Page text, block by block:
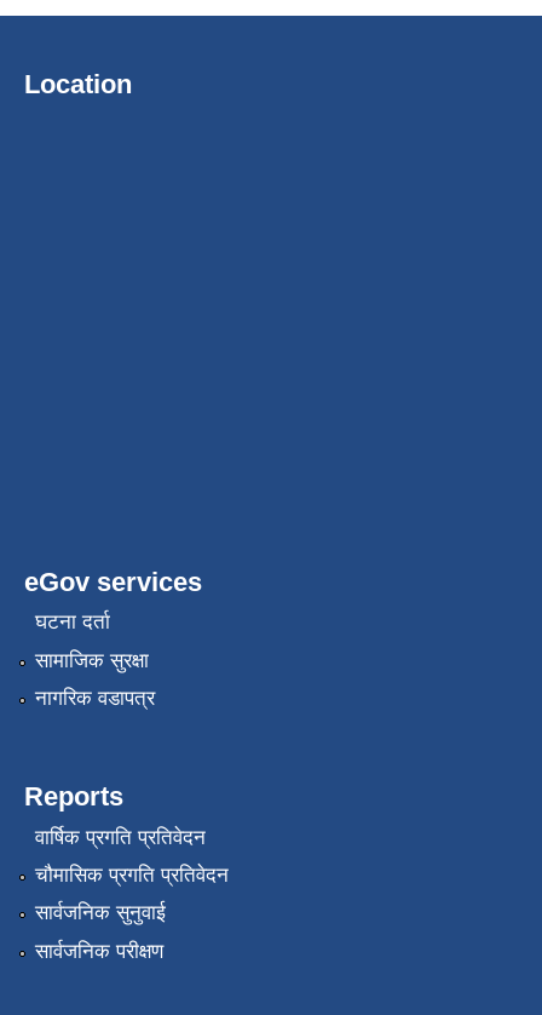
Location
eGov services
घटना दर्ता
सामाजिक सुरक्षा
नागरिक वडापत्र
Reports
वार्षिक प्रगति प्रतिवेदन
चौमासिक प्रगति प्रतिवेदन
सार्वजनिक सुनुवाई
सार्वजनिक परीक्षण